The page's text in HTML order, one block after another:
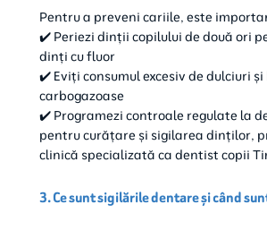
Pentru a preveni cariile, este
✔️ Periezi dinții copilului de două ori
dinți cu fluor
✔️ Eviți consumul excesiv de dulciuri
carbogazoase
✔️ Programezi controale regulate la
pentru curățare și sigilarea dinților,
clinică specializată ca dentist copii
3. Ce sunt sigilările dentare și când